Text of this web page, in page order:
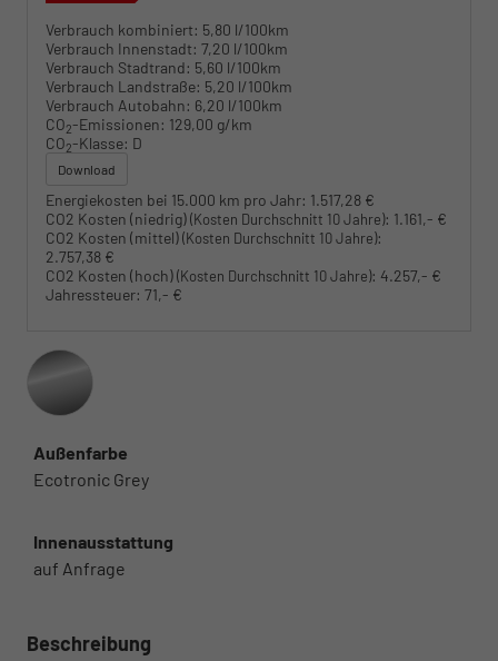
Verbrauch kombiniert: 5,80 l/100km
Verbrauch Innenstadt: 7,20 l/100km
Verbrauch Stadtrand: 5,60 l/100km
Verbrauch Landstraße: 5,20 l/100km
Verbrauch Autobahn: 6,20 l/100km
CO2-Emissionen: 129,00 g/km
CO2-Klasse: D
Download
Energiekosten bei 15.000 km pro Jahr: 1.517,28 €
CO2 Kosten (niedrig)(Kosten Durchschnitt 10 Jahre): 1.161,- €
CO2 Kosten (mittel)(Kosten Durchschnitt 10 Jahre):
2.757,38 €
CO2 Kosten (hoch)(Kosten Durchschnitt 10 Jahre): 4.257,- €
Jahressteuer: 71,- €
Außenfarbe
Ecotronic Grey
Innenausstattung
auf Anfrage
Beschreibung